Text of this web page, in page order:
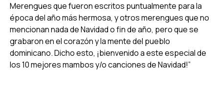
Merengues que fueron escritos puntualmente para la
época del año más hermosa, y otros merengues que no
mencionan nada de Navidad o fin de año, pero que se
grabaron en el corazón y la mente del pueblo
dominicano. Dicho esto, ¡bienvenido a este especial de
los 10 mejores mambos y/o canciones de Navidad!”